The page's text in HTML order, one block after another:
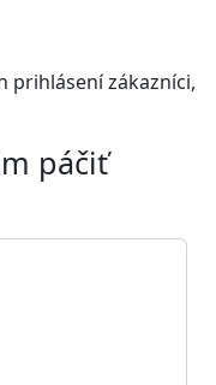
zákazníci,
páčiť